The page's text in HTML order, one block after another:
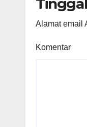
Alamat email
Komentar